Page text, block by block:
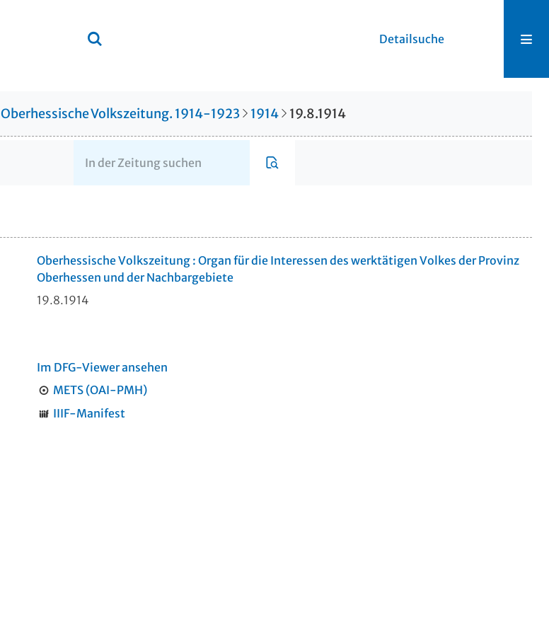
Detailsuche
Oberhessische Volkszeitung. 1914-1923 1914 19.8.1914
Oberhessische Volkszeitung : Organ für die Interessen des werktätigen Volkes der Provinz
Oberhessen und der Nachbargebiete
19.8.1914
Im DFG-Viewer ansehen
METS (OAI-PMH)
IIIF-Manifest